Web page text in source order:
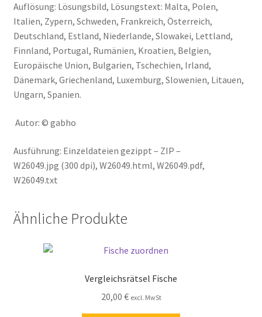
Auflösung: Lösungsbild, Lösungstext: Malta, Polen,
Italien, Zypern, Schweden, Frankreich, Österreich,
Deutschland, Estland, Niederlande, Slowakei, Lettland,
Finnland, Portugal, Rumänien, Kroatien, Belgien,
Europäische Union, Bulgarien, Tschechien, Irland,
Dänemark, Griechenland, Luxemburg, Slowenien, Litauen,
Ungarn, Spanien.
Autor: © gabho
Ausführung: Einzeldateien gezippt – ZIP –
W26049.jpg (300 dpi), W26049.html, W26049.pdf,
W26049.txt
Ähnliche Produkte
Vergleichsrätsel Fische
20,00 € excl. MwSt